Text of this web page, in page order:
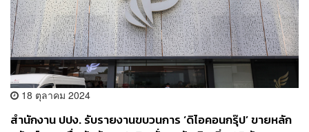
18 ตุลาคม 2024
สำนักงาน ปปง. รับรายงานขบวนการ ‘ดิไอคอนกรุ๊ป’ ขายหลัก